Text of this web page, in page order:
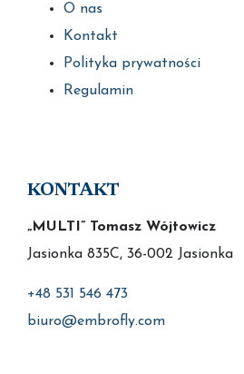
O nas
Kontakt
Polityka prywatności
Regulamin
KONTAKT
„MULTI” Tomasz Wójtowicz
Jasionka 835C, 36-002 Jasionka
+48 531 546 473
biuro@embrofly.com